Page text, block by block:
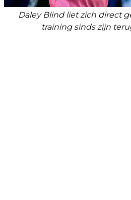
Daley Blind liet zich direct
training sinds zijn